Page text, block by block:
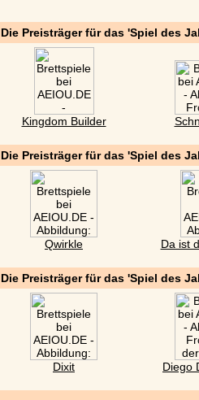
Die Preisträger für das 'Spiel des
Kingdom Builder
Die Preisträger für das 'Spiel des
Qwirkle Da ist
Die Preisträger für das 'Spiel des
Dixit Diego